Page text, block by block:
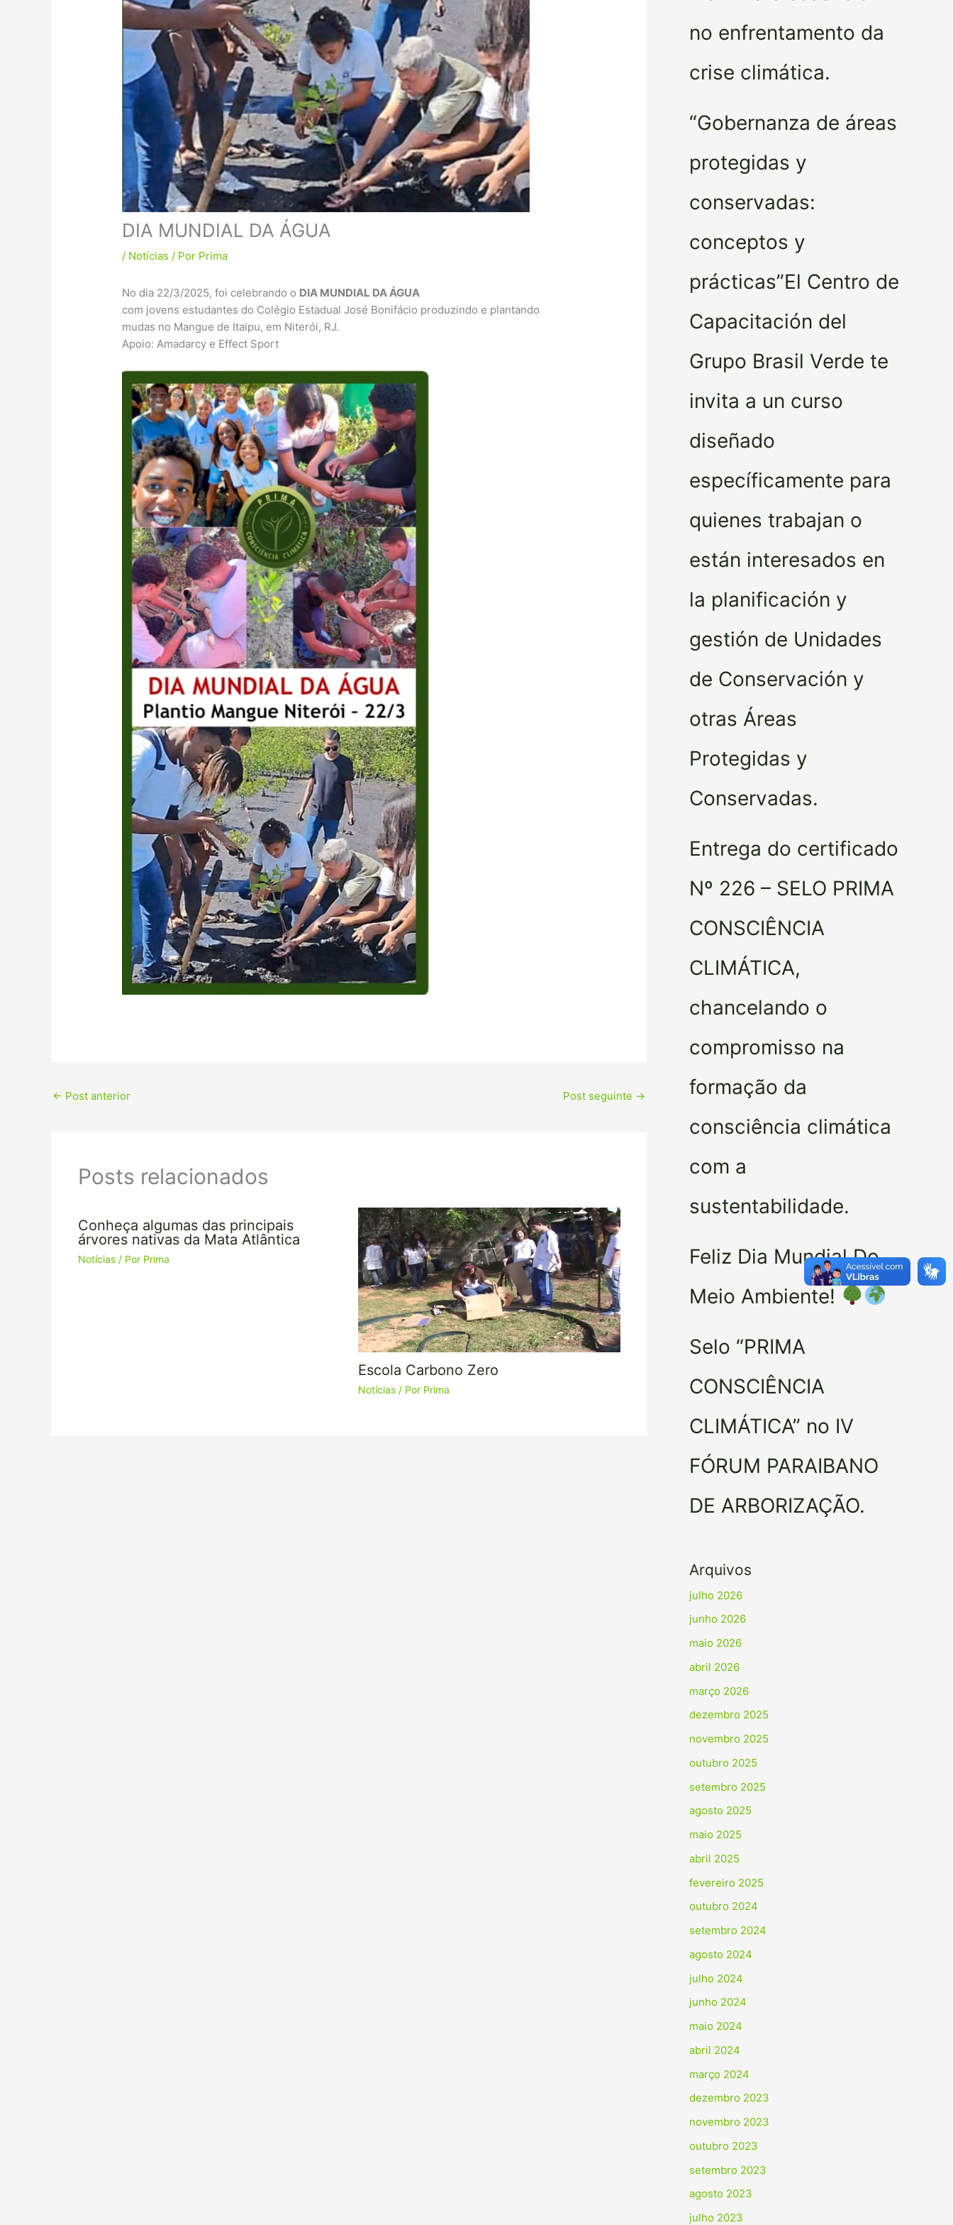
DIA MUNDIAL DA ÁGUA
/ Notícias / Por Prima
No dia 22/3/2025, foi celebrando o DIA MUNDIAL DA ÁGUA
com jovens estudantes do Colégio Estadual José Bonifácio produzindo e plantando
mudas no Mangue de Itaipu, em Niterói, RJ.
Apoio: Amadarcy e Effect Sport
← Post anterior Post seguinte →
Posts relacionados
Conheça algumas das principais
árvores nativas da Mata Atlântica
Notícias/ Por Prima
Escola Carbono Zero
Notícias/ Por Prima
no enfrentamento da
crise climática.
“Gobernanza de áreas
protegidas y
conservadas:
conceptos y
prácticas”El Centro de
Capacitación del
Grupo Brasil Verde te
invita a un curso
diseñado
específicamente para
quienes trabajan o
están interesados en
la planificación y
gestión de Unidades
de Conservación y
otras Áreas
Protegidas y
Conservadas.
Entrega do certificado
Nº 226 – SELO PRIMA
CONSCIÊNCIA
CLIMÁTICA,
chancelando o
compromisso na
formação da
consciência climática
com a
sustentabilidade.
Feliz Dia Mundial Do
Meio Ambiente!
Selo “PRIMA
CONSCIÊNCIA
CLIMÁTICA” no IV
FÓRUM PARAIBANO
DE ARBORIZAÇÃO.
Arquivos
julho 2026
junho 2026
maio 2026
abril 2026
março 2026
dezembro 2025
novembro 2025
outubro 2025
setembro 2025
agosto 2025
maio 2025
abril 2025
fevereiro 2025
outubro 2024
setembro 2024
agosto 2024
julho 2024
junho 2024
maio 2024
abril 2024
março 2024
dezembro 2023
novembro 2023
outubro 2023
setembro 2023
agosto 2023
julho 2023